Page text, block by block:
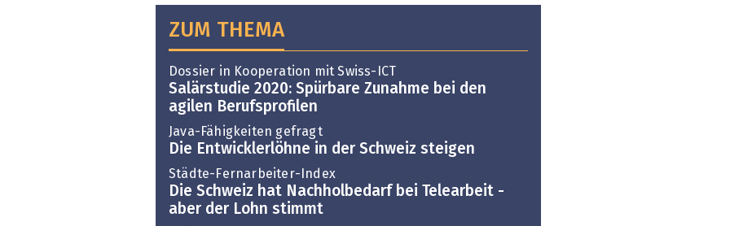
ZUM THEMA
Dossier in Kooperation mit Swiss-ICT
Salärstudie 2020: Spürbare Zunahme bei den
agilen Berufsprofilen
Java-Fähigkeiten gefragt
Die Entwicklerlöhne in der Schweiz steigen
Städte-Fernarbeiter-Index
Die Schweiz hat Nachholbedarf bei Telearbeit -
aber der Lohn stimmt